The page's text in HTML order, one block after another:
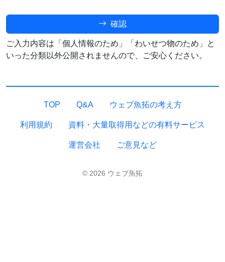
確認
ご入力内容は「個人情報のため」「わいせつ物のため」と
いった分類以外公開されませんので、ご安心ください。
TOP Q&A ウェブ魚拓の考え方
利用規約 資料・大量取得用などの有料サービス
運営会社 ご意見など
© 2026 ウェブ魚拓